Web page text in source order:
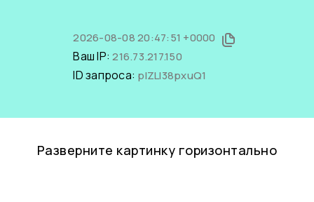
2026-08-08 20:47:51 +0000
Ваш IP:216.73.217.150
ID запроса: plZLl38pxuQ1
Разверните картинку горизонтально